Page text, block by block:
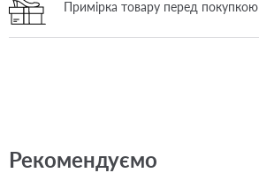
Примірка товару перед покупкою
Рекомендуємо